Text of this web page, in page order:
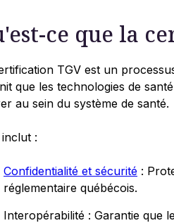
ce que la
TGV est un
que les technologies de
au sein du système de santé.
:
Confidentialité et sécurité :
réglementaire québécois.
Interopérabilité : Garantie que